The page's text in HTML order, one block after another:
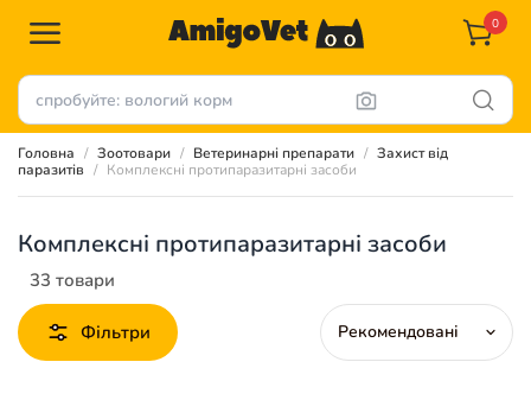
0
Головна Зоотовари Ветеринарні препарати
Захист від
паразитів
Комплексні протипаразитарні засоби
Комплексні протипаразитарні засоби
33 товари
Фільтри